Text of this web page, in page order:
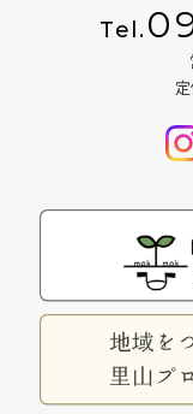
Tel.